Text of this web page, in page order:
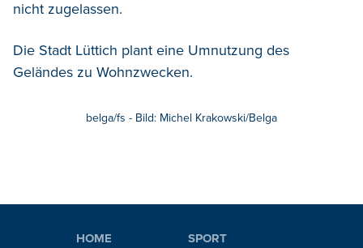
nicht zugelassen.
Die Stadt Lüttich plant eine Umnutzung des
Geländes zu Wohnzwecken.
belga/fs - Bild: Michel Krakowski/Belga
HOME
SPORT